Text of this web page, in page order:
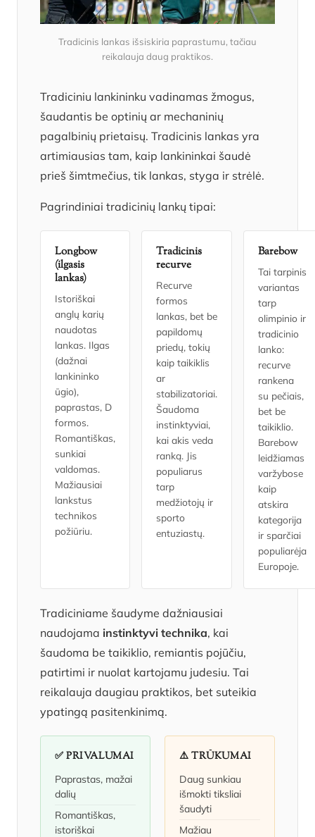
Tradicinis lankas išsiskiria paprastumu, tačiau
reikalauja daug praktikos.
Tradiciniu lankininku vadinamas žmogus,
šaudantis be optinių ar mechaninių
pagalbinių prietaisų. Tradicinis lankas yra
artimiausias tam, kaip lankininkai šaudė
prieš šimtmečius, tik lankas, styga ir strėlė.
Pagrindiniai tradicinių lankų tipai:
Longbow
(ilgasis
lankas)
Istoriškai
anglų karių
naudotas
lankas. Ilgas
(dažnai
lankininko
ūgio),
paprastas, D
formos.
Romantiškas,
sunkiai
valdomas.
Mažiausiai
lankstus
technikos
požiūriu.
Tradicinis
recurve
Recurve
formos
lankas, bet be
papildomų
priedų, tokių
kaip taikiklis
ar
stabilizatoriai.
Šaudoma
instinktyviai,
kai akis veda
ranką. Jis
populiarus
tarp
medžiotojų ir
sporto
entuziastų.
Barebow
Tai tarpinis
variantas
tarp
olimpinio ir
tradicinio
lanko:
recurve
rankena
su pečiais,
bet be
taikiklio.
Barebow
leidžiamas
varžybose
kaip
atskira
kategorija
ir sparčiai
populiarėja
Europoje.
Tradiciniame šaudyme dažniausiai
naudojama instinktyvi technika, kai
šaudoma be taikiklio, remiantis pojūčiu,
patirtimi ir nuolat kartojamu judesiu. Tai
reikalauja daugiau praktikos, bet suteikia
ypatingą pasitenkinimą.
✅ PRIVALUMAI
Paprastas, mažai
dalių
Romantiškas,
istoriškai
⚠️ TRŪKUMAI
Daug sunkiau
išmokti tiksliai
šaudyti
Mažiau